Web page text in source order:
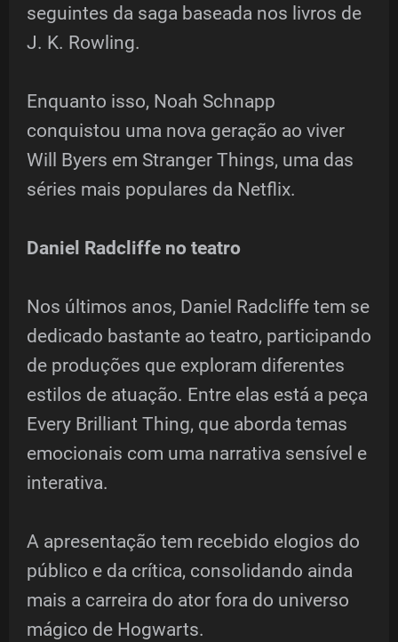
seguintes da saga baseada nos livros de
J. K. Rowling.
Enquanto isso, Noah Schnapp
conquistou uma nova geração ao viver
Will Byers em Stranger Things, uma das
séries mais populares da Netflix.
Daniel Radcliffe no teatro
Nos últimos anos, Daniel Radcliffe tem se
dedicado bastante ao teatro, participando
de produções que exploram diferentes
estilos de atuação. Entre elas está a peça
Every Brilliant Thing, que aborda temas
emocionais com uma narrativa sensível e
interativa.
A apresentação tem recebido elogios do
público e da crítica, consolidando ainda
mais a carreira do ator fora do universo
mágico de Hogwarts.